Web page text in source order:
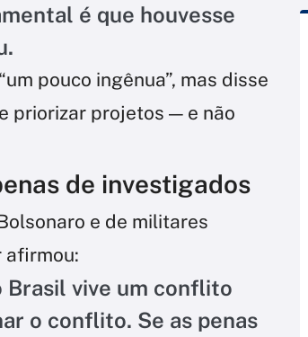
é que houvesse
pouco ingênua”, mas disse
priorizar projetos — e não
de investigados
e de militares
afirmou:
Brasil vive um conflito
o conflito. Se as penas